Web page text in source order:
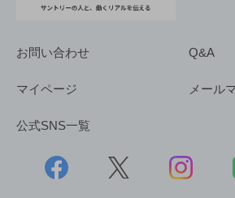
お問い合わせ Q&A
マイページ メール
公式SNS一覧